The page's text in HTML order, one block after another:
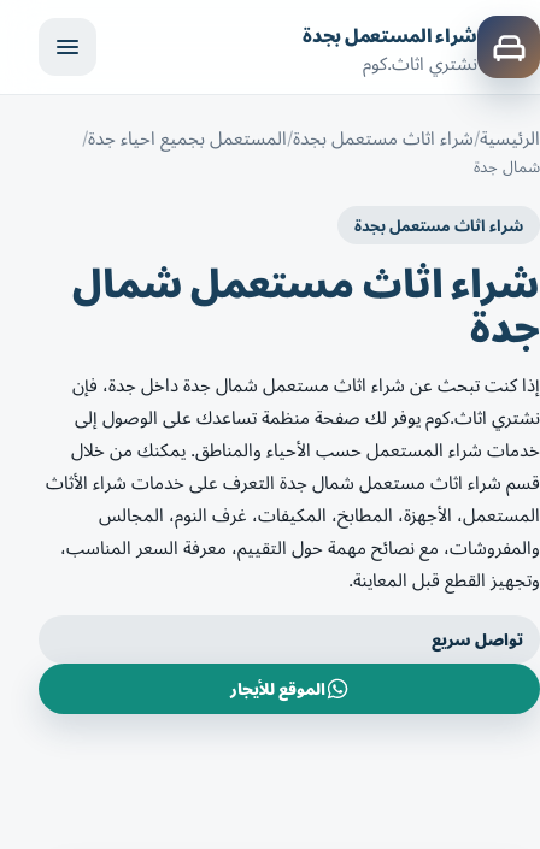
شراء المستعمل بجدة
نشتري اثاث.كوم
الرئيسية شراء اثاث مستعمل بجدة المستعمل بجميع احياء جدة
شمال جدة
شراء اثاث مستعمل بجدة
شراء اثاث مستعمل شمال
جدة
إذا كنت تبحث عن شراء اثاث مستعمل شمال جدة داخل جدة، فإن
نشتري اثاث.كوم يوفر لك صفحة منظمة تساعدك على الوصول إلى
خدمات شراء المستعمل حسب الأحياء والمناطق. يمكنك من خلال
قسم شراء اثاث مستعمل شمال جدة التعرف على خدمات شراء الأثاث
المستعمل، الأجهزة، المطابخ، المكيفات، غرف النوم، المجالس
والمفروشات، مع نصائح مهمة حول التقييم، معرفة السعر المناسب،
وتجهيز القطع قبل المعاينة.
تواصل سريع
الموقع للأيجار